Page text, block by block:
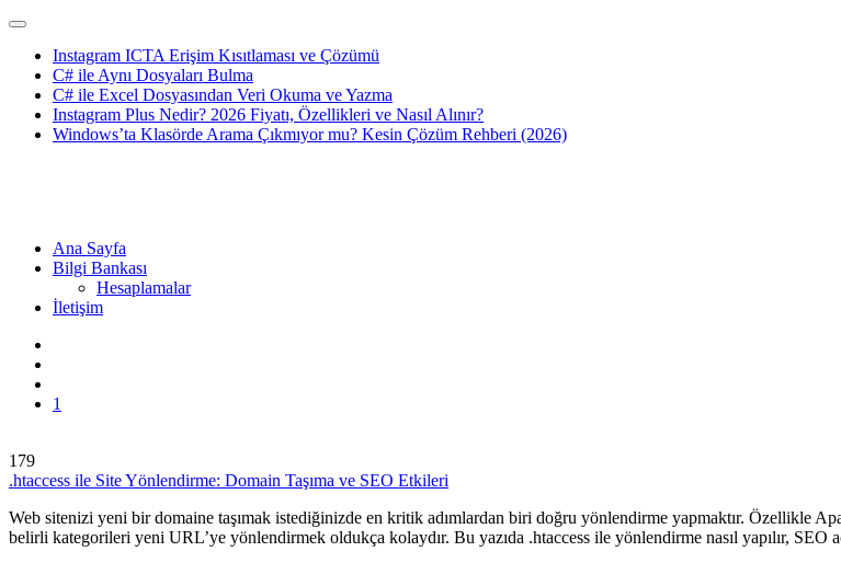
Instagram ICTA Erişim Kısıtlaması ve Çözümü
C# ile Aynı Dosyaları Bulma
C# ile Excel Dosyasından Veri Okuma ve Yazma
Instagram Plus Nedir? 2026 Fiyatı, Özellikleri ve Nasıl Alınır?
Windows’ta Klasörde Arama Çıkmıyor mu? Kesin Çözüm Rehberi (2026)
Ana Sayfa
Bilgi Bankası
Hesaplamalar
İletişim
1
179
.htaccess ile Site Yönlendirme: Domain Taşıma ve SEO Etkileri
Web sitenizi yeni bir domaine taşımak istediğinizde en kritik adımlardan biri doğru yönlendirme yapmaktır. Özellikle
belirli kategorileri yeni URL’ye yönlendirmek oldukça kolaydır. Bu yazıda .htaccess ile yönlendirme nasıl yapılır, SEO